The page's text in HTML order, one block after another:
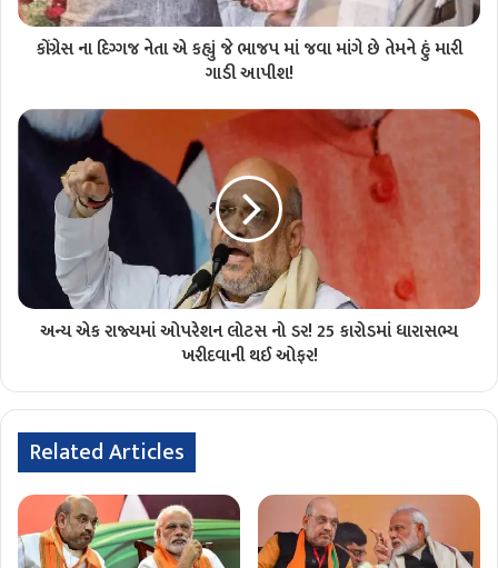
કોંગ્રેસ ના દિગ્ગજ નેતા એ કહ્યું જે ભાજપ માં જવા માંગે છે તેમને હું મારી
ગાડી આપીશ!
અન્ય એક રાજ્યમાં ઓપરેશન લોટસ નો ડર! 25 કારોડમાં ધારાસભ્ય
ખરીદવાની થઈ ઓફર!
Related Articles